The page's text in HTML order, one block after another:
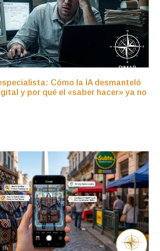
Cómo la IA desmanteló
y por qué el «saber hacer» ya no